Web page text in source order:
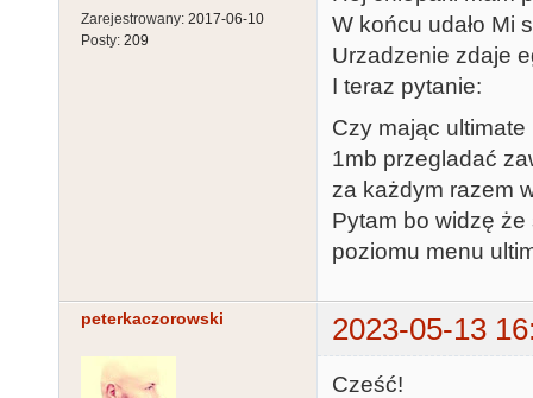
Zarejestrowany: 2017-06-10
Posty: 209
W końcu udało Mi
Urzadzenie zdaje
I teraz pytanie:
Czy mając
1mb przegladać
za każdym razem
Pytam bo widzę
poziomu menu
peterkaczorowski 2023-05-13
Cześć!